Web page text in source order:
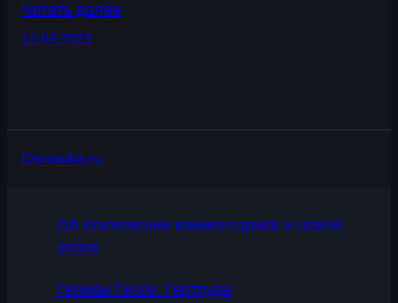
Читать далее
12.03.2023
Osnauka.ru
Об отключении комментариев и новой
эпохе
Герман Гессе: Гертруда